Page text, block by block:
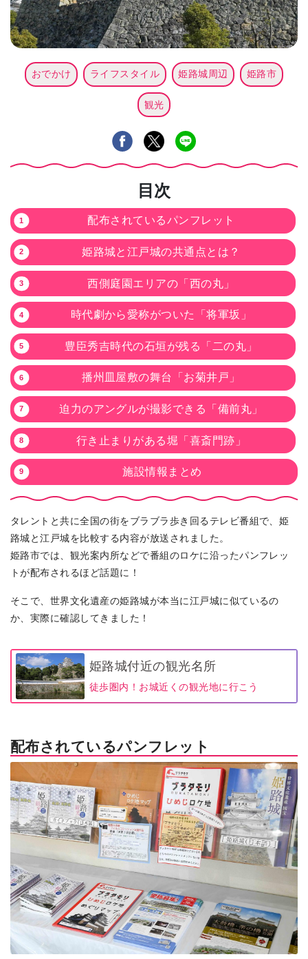
おでかけ ライフスタイル 姫路城周辺 姫路市
観光
目次
配布されているパンフレット
姫路城と江戸城の共通点とは？
西側庭園エリアの「西の丸」
時代劇から愛称がついた「将軍坂」
豊臣秀吉時代の石垣が残る「二の丸」
播州皿屋敷の舞台「お菊井戸」
迫力のアングルが撮影できる「備前丸」
行き止まりがある堀「喜斎門跡」
施設情報まとめ
タレントと共に全国の街をブラブラ歩き回るテレビ番組で、姫
路城と江戸城を比較する内容が放送されました。
姫路市では、観光案内所などで番組のロケに沿ったパンフレッ
トが配布されるほど話題に！
そこで、世界文化遺産の姫路城が本当に江戸城に似ているの
か、実際に確認してきました！
姫路城付近の観光名所
徒歩圏内！お城近くの観光地に行こう
配布されているパンフレット